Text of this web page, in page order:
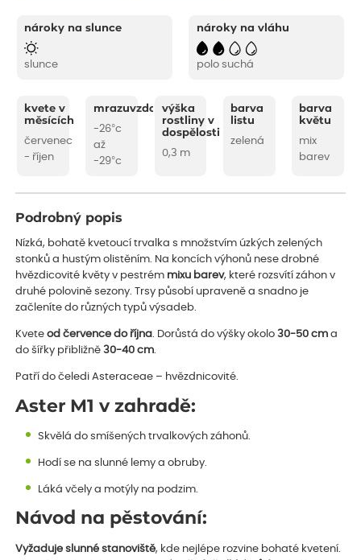
nároky na slunce
slunce
nároky na vláhu
polo suchá
kvete v
měsících
červenec
- říjen
mrazuvzdornost
-26°c
až
-29°c
výška
rostliny v
dospělosti
0,3 m
barva
listu
zelená
barva
květu
mix
barev
Podrobný popis
Nízká, bohatě kvetoucí trvalka s množstvím úzkých zelených
stonků a hustým olistěním. Na koncích výhonů nese drobné
hvězdicovité květy v pestrém mixu barev, které rozsvítí záhon v
druhé polovině sezony. Trsy působí upraveně a snadno je
začleníte do různých typů výsadeb.
Kveteod července do října. Dorůstá do výšky okolo30-50 cm a
do šířky přibližně30-40 cm.
Patří do čeledi Asteraceae – hvězdnicovité.
Aster M1 v zahradě:
Skvělá do smíšených trvalkových záhonů.
Hodí se na slunné lemy a obruby.
Láká včely a motýly na podzim.
Návod na pěstování:
Vyžaduje slunné stanoviště, kde nejlépe rozvine bohaté kvetení.